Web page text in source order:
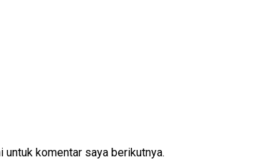
komentar saya berikutnya.